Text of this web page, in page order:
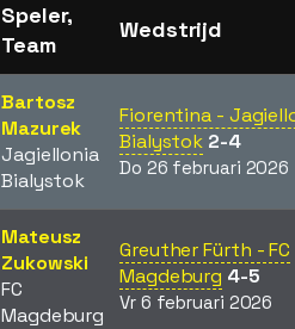
Speler,
Team
Wedstrijd
Bartosz
Mazurek
Jagiellonia
Bialystok
Fiorentina -
Bialystok 2-4
Do 26 februari 2026
Mateusz
Zukowski
FC
Magdeburg
Greuther Fürth - FC
Magdeburg 4-5
Vr 6 februari 2026